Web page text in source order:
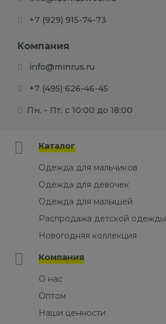
+7 (929) 915-74-73
Компания
info@minrus.ru
+7 (495) 626-46-45
Пн. - Пт. с 10:00 до 18:00
Каталог
Одежда для мальчиков
Одежда для девочек
Одежда для малышей
Распродажа детской одежды
Новогодняя коллекция
Компания
О нас
Оптом
Наши ценности